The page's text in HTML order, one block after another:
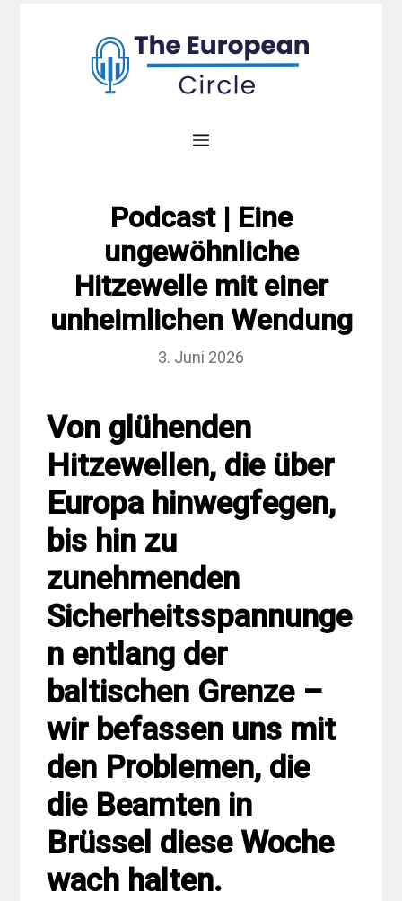
Menü
Podcast | Eine
ungewöhnliche
Hitzewelle mit einer
unheimlichen Wendung
3. Juni 2026
Von glühenden
Hitzewellen, die über
Europa hinwegfegen,
bis hin zu
zunehmenden
Sicherheitsspannunge
n entlang der
baltischen Grenze –
wir befassen uns mit
den Problemen, die
die Beamten in
Brüssel diese Woche
wach halten.